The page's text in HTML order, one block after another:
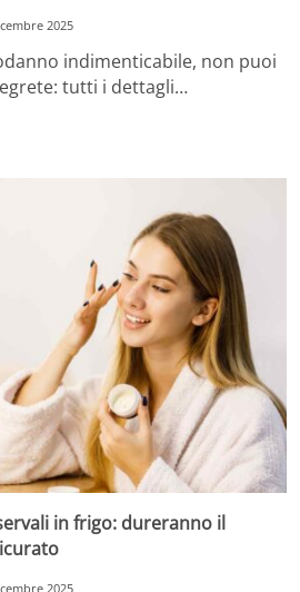
2025
indimenticabile, non puoi
tutti i dettagli…
in frigo: dureranno il
2025